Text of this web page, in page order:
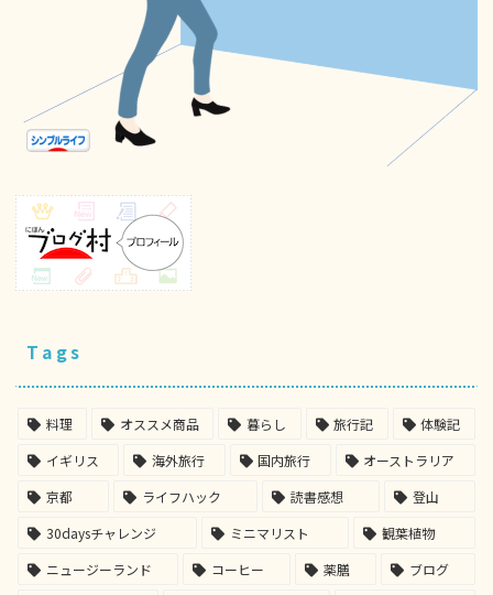
Tags
料理 オススメ商品 暮らし 旅行記
体験記
イギリス
海外旅行 国内旅行
オーストラリア
京都
ライフハック 読書感想
登山
30daysチャレンジ
ミニマリスト
観葉植物
ニュージーランド
コーヒー 薬膳
ブログ